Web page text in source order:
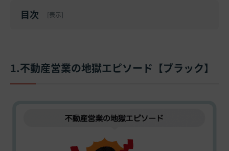
目次 [表示]
1.不動産営業の地獄エピソード【ブラック】